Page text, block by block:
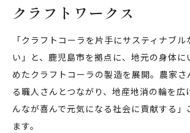
クラフトワークス
「クラフトコーラを片手にサスティナブ
い」と、鹿児島市を拠点に、地元の身体に
めたクラフトコーラの製造を展開。農家
る職人さんとつながり、地産地消の輪を広
んなが喜んで元気になる社会に貢献する」
ます。